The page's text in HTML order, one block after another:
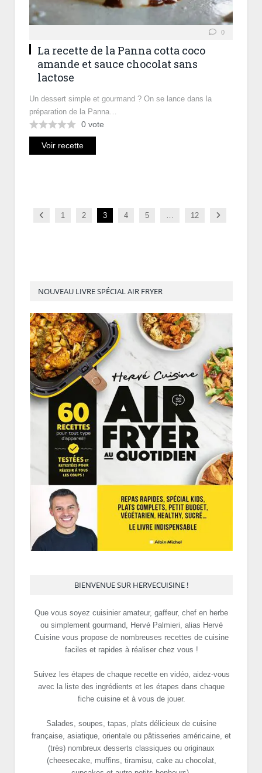
0
La recette de la Panna cotta coco
amande et sauce chocolat sans
lactose
Un dessert simple et gourmand ? On se lance dans la
préparation de la Panna…
0 vote
Voir recette
Previous
1 2 3 4 5 12 Next
NOUVEAU LIVRE SPÉCIAL AIR FRYER
BIENVENUE SUR HERVECUISINE !
Que vous soyez cuisinier amateur, gaffeur, chef en herbe
ou simplement gourmand, Hervé Palmieri, alias Hervé
Cuisine vous propose de nombreuses recettes de cuisine
faciles et rapides à réaliser chez vous !
Suivez les étapes de chaque recette en vidéo, aidez-vous
avec la liste des ingrédients et les étapes dans chaque
fiche cuisine et à vous de jouer.
Salades, soupes, tapas, plats délicieux de cuisine
française, asiatique, orientale ou pâtisseries américaine, et
(très) nombreux desserts classiques ou originaux
(cheesecake, muffins, tiramisu, cake au chocolat,